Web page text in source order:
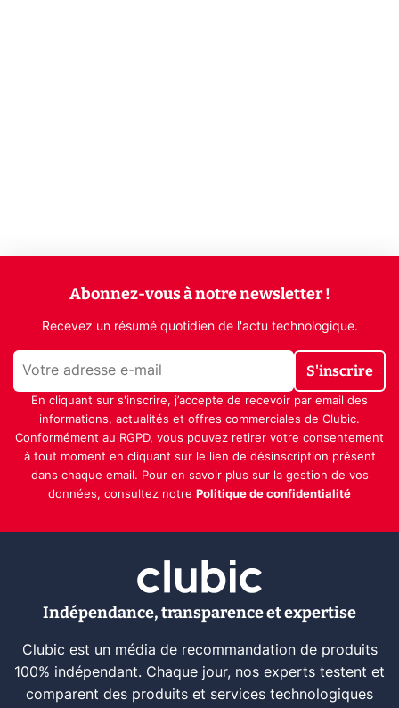
Abonnez-vous à notre newsletter !
Recevez un résumé quotidien de l'actu technologique.
S'inscrire
En cliquant sur s'inscrire, j’accepte de recevoir par email des
informations, actualités et offres commerciales de Clubic.
Conformément au RGPD, vous pouvez retirer votre consentement
à tout moment en cliquant sur le lien de désinscription présent
dans chaque email. Pour en savoir plus sur la gestion de vos
données, consultez notre Politique de confidentialité
Indépendance, transparence et expertise
Clubic est un média de recommandation de produits
100% indépendant. Chaque jour, nos experts testent et
comparent des produits et services technologiques